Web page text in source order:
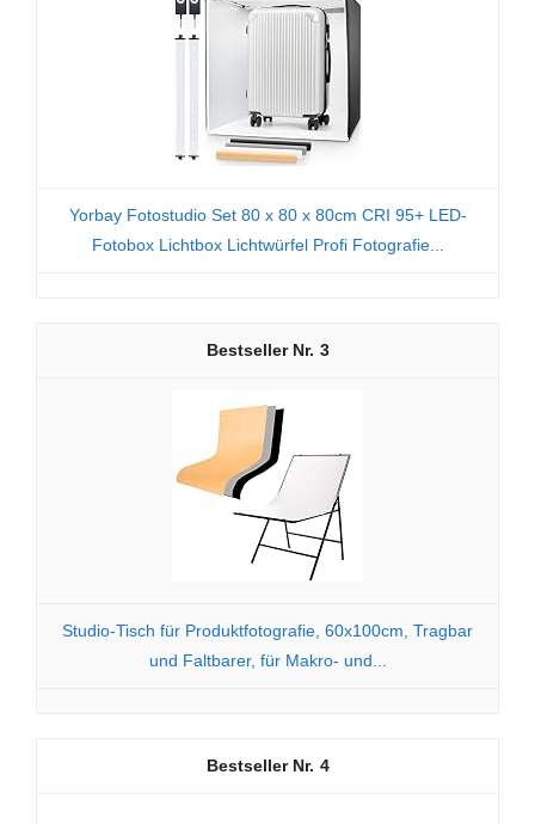
Yorbay Fotostudio Set 80 x 80 x 80cm CRI 95+ LED-
Fotobox Lichtbox Lichtwürfel Profi Fotografie...
3
Studio-Tisch für Produktfotografie, 60x100cm, Tragbar
und Faltbarer, für Makro- und...
4